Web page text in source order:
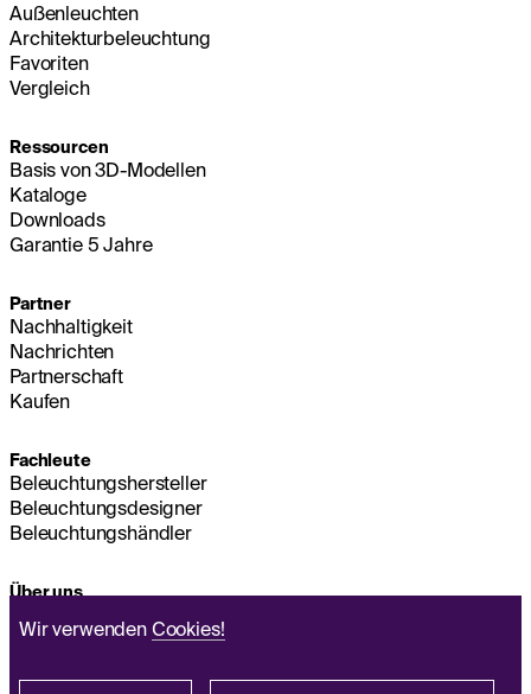
Wir verwenden Cookies!
Außenleuchten
Architekturbeleuchtung
Favoriten
Vergleich
Ressourcen
Basis von 3D-Modellen
Kataloge
Downloads
Garantie 5 Jahre
Partner
Nachhaltigkeit
Nachrichten
Partnerschaft
Kaufen
Fachleute
Beleuchtungshersteller
Beleuchtungsdesigner
Beleuchtungshändler
Über uns
Hauptsitz